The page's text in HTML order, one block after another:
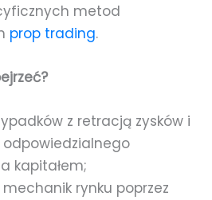
metod
prop trading.
z retracją zysków i
odpowiedzialnego
kapitałem;
mechanik rynku poprzez